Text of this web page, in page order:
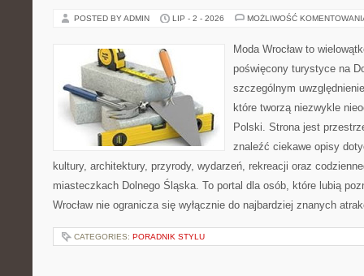
POSTED BY ADMIN LIP - 2 - 2026 MOŻLIWOŚĆ
Moda Wrocław to
poświęcony turystyce na
szczególnym
które tworzą niezwykle
Polski. Strona jest
znaleźć ciekawe opisy
kultury, architektury, przyrody, wydarzeń, rekreacji oraz
miasteczkach Dolnego Śląska. To portal dla osób, które lubią
Wrocław nie ogranicza się wyłącznie do najbardziej znanych
CATEGORIES: PORADNIK STYLU